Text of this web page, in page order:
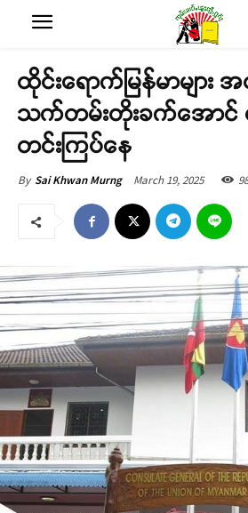
ထိုင်းရောက်မြန်မာများ
သက်တမ်းတိုးခက်အောင်
တင်းကြပ်နေ
By Sai Khwan Murng March 19, 2025 98